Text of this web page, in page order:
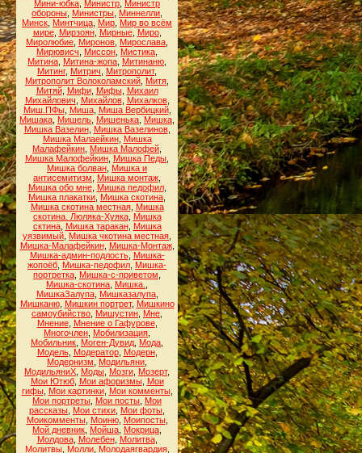
Мини-юбка Министр Министр
обороны Министры Миннелли
Минск Минтчица Мир Мир во всём
мире, Мирзоян, Мирные, Миро,
Миролюбие Миронов Мирослава
Мирювисч
Миссон Мистика
Митина Митина-жопа Митинаню
Митинг, Митрич Митрополит,
Митрополит Волоколамский Митя
Митяй, Мифи, Мифы, Михаил
Михайлович
Михайлов, Михалков,
Миш.ПФы, Миша, Миша Вербицкий,
Мишака Мишель Мишенька Мишка
Мишка Вазелин, Мишка Вазелинов,
Мишка Малаейкин, Мишка
Малафейкин Мишка Малофей
Мишка Малофейкин Мишка Педы
Мишка болван Мишка и
антисемитизм
Мишка монтаж
Мишка обо мне, Мишка педофил,
Мишка плакатки Мишка скотина
Мишка скотина местная, Мишка
скотина. Люляка-Хуяка, Мишка
сктина, Мишка таракан, Мишка
уязвимый Мишка чкотина местная
Мишка-Малафейкин, Мишка-Монтаж,
Мишка-админ-подлость, Мишка-
жопоёб Мишка-педофил Мишка-
портретка Мишка-с-приветом
Мишка-скотина Мишка.
МишкаЗалупа, Мишказалупа,
Мишканю, Мишкин портрет, Мишкино
самоубийство Мишустин Мне
Мнение, Мнение о Гафурове,
Многочлен Мобилизация
Мобильник Моген-Дувид Мода
Модель, Модератор, Модерн,
Модернизм
Модильяни
МодильяниХ Моды Мозги Мозерт,
Мои Ютюб, Мои афоризмы, Мои
гифы, Мои картинки, Мои комменты,
Мои портреты Мои посты Мои
рассказы Мои стихи Мои фоты
Моикомменты, Моиню, Моипосты,
Мой дневник Мойша Мокрица
Молдова, Молебен, Молитва,
Молитвы, Молли, Молодаягвардия,